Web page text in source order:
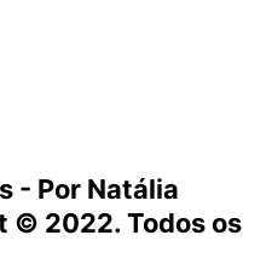
- Por Natália
© 2022. Todos os